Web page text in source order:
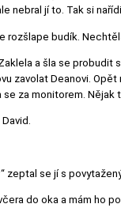
nebral jí to. Tak si
rozšlape budík.
a šla se probudit
zavolat Deanovi.
se za monitorem.
zeptal se jí s
do oka a mám ho